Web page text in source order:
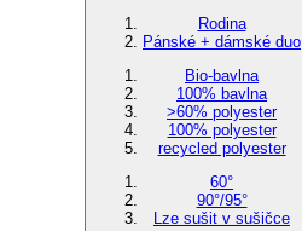
Rodina
Pánské + dámské duo
Bio-bavlna
100% bavlna
>60% polyester
100% polyester
recycled polyester
60°
90°/95°
Lze sušit v sušičce